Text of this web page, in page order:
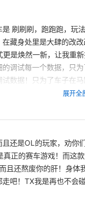
刷刷刷，跑跑跑，玩
藏身处里是大肆的改
更是焕然一新，让我重
调试每一个数据，只
数据！只为了车子在
不到你的尾灯~在路上
只能用呵呵来代替。无
报我也可以理解，但
。我真的觉得这是在侮
展开全
还是OL的玩家，劝你
真正的赛车游戏！而这
且还熬废你的肝！身
吧！TX我是再也不会